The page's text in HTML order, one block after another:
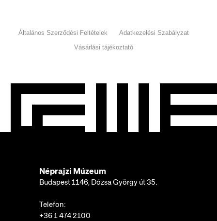
Általános Szerződési Feltételek
Adatkezelési Szabályzat
Vásárlási tájékoztató
Néprajzi Múzeum
Budapest 1146, Dózsa György út 35.
Telefon:
+36 1 474 2100